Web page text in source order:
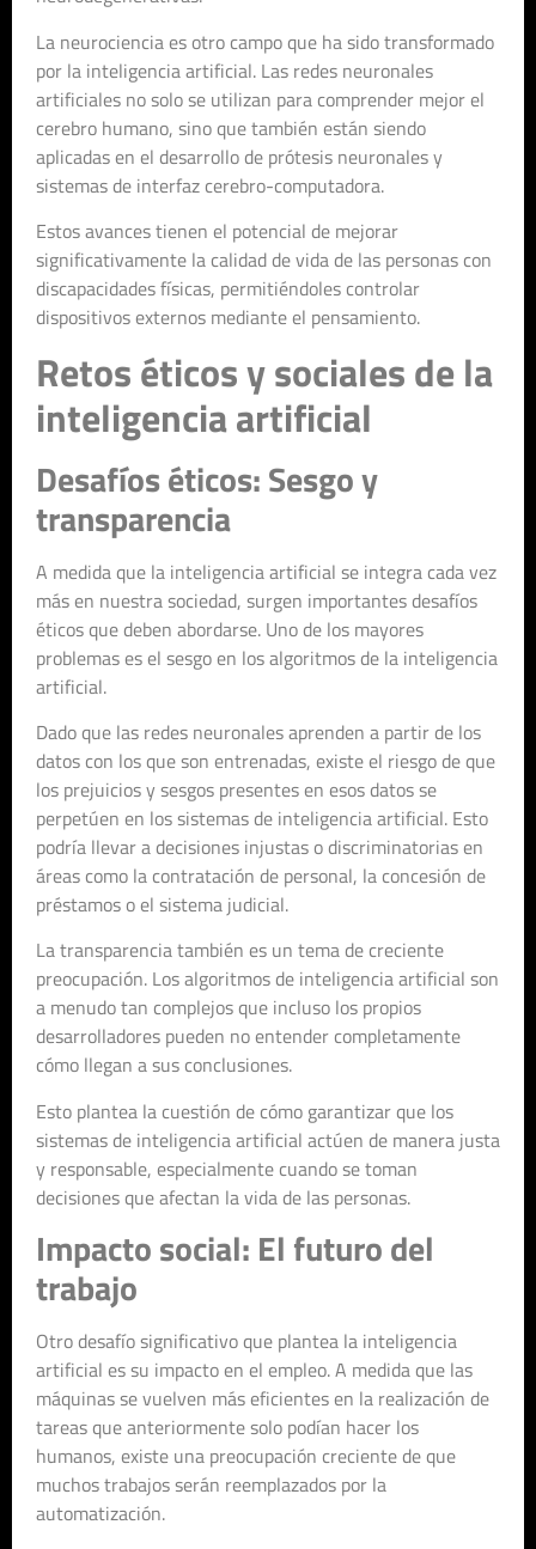
La neurociencia es otro campo que ha sido transformado
por la inteligencia artificial. Las redes neuronales
artificiales no solo se utilizan para comprender mejor el
cerebro humano, sino que también están siendo
aplicadas en el desarrollo de prótesis neuronales y
sistemas de interfaz cerebro-computadora.
Estos avances tienen el potencial de mejorar
significativamente la calidad de vida de las personas con
discapacidades físicas, permitiéndoles controlar
dispositivos externos mediante el pensamiento.
Retos éticos y sociales de la
inteligencia artificial
Desafíos éticos: Sesgo y
transparencia
A medida que la inteligencia artificial se integra cada vez
más en nuestra sociedad, surgen importantes desafíos
éticos que deben abordarse. Uno de los mayores
problemas es el sesgo en los algoritmos de la inteligencia
artificial.
Dado que las redes neuronales aprenden a partir de los
datos con los que son entrenadas, existe el riesgo de que
los prejuicios y sesgos presentes en esos datos se
perpetúen en los sistemas de inteligencia artificial. Esto
podría llevar a decisiones injustas o discriminatorias en
áreas como la contratación de personal, la concesión de
préstamos o el sistema judicial.
La transparencia también es un tema de creciente
preocupación. Los algoritmos de inteligencia artificial son
a menudo tan complejos que incluso los propios
desarrolladores pueden no entender completamente
cómo llegan a sus conclusiones.
Esto plantea la cuestión de cómo garantizar que los
sistemas de inteligencia artificial actúen de manera justa
y responsable, especialmente cuando se toman
decisiones que afectan la vida de las personas.
Impacto social: El futuro del
trabajo
Otro desafío significativo que plantea la inteligencia
artificial es su impacto en el empleo. A medida que las
máquinas se vuelven más eficientes en la realización de
tareas que anteriormente solo podían hacer los
humanos, existe una preocupación creciente de que
muchos trabajos serán reemplazados por la
automatización.